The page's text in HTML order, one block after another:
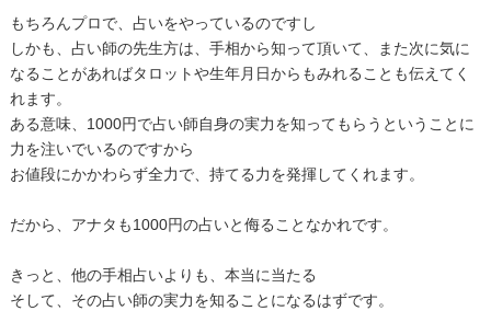
もちろんプロで、占いをやっているのですし
しかも、占い師の先生方は、手相から知って頂いて、また次に気に
なることがあればタロットや生年月日からもみれることも伝えてく
れます。
ある意味、1000円で占い師自身の実力を知ってもらうということに
力を注いでいるのですから
お値段にかかわらず全力で、持てる力を発揮してくれます。
だから、アナタも1000円の占いと侮ることなかれです。
きっと、他の手相占いよりも、本当に当たる
そして、その占い師の実力を知ることになるはずです。